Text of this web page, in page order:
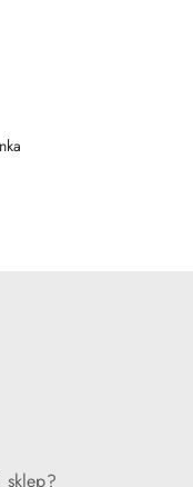
NIEDOSTĘPNY
sklep?